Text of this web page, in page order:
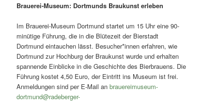
Brauerei-Museum: Dortmunds Braukunst erleben
Im Brauerei-Museum Dortmund startet um 15 Uhr eine 90-
minütige Führung, die in die Blütezeit der Bierstadt
Dortmund eintauchen lässt. Besucher*innen erfahren, wie
Dortmund zur Hochburg der Braukunst wurde und erhalten
spannende Einblicke in die Geschichte des Bierbrauens. Die
Führung kostet 4,50 Euro, der Eintritt ins Museum ist frei.
Anmeldungen sind per E-Mail anbrauereimuseum-
dortmund@radeberger-